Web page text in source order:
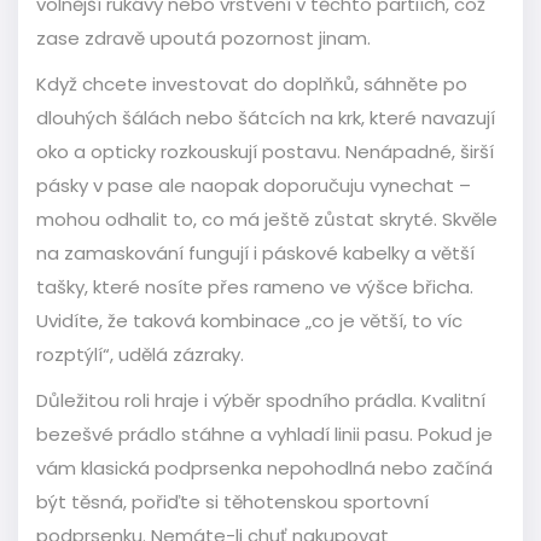
zase zdravě upoutá pozornost jinam.
Když chcete investovat do doplňků, sáhněte po
dlouhých šálách nebo šátcích na krk, které navazují
oko a opticky rozkouskují postavu. Nenápadné, širší
pásky v pase ale naopak doporučuju vynechat –
mohou odhalit to, co má ještě zůstat skryté. Skvěle
na zamaskování fungují i páskové kabelky a větší
tašky, které nosíte přes rameno ve výšce břicha.
Uvidíte, že taková kombinace „co je větší, to víc
rozptýlí“, udělá zázraky.
Důležitou roli hraje i výběr spodního prádla. Kvalitní
bezešvé prádlo stáhne a vyhladí linii pasu. Pokud je
vám klasická podprsenka nepohodlná nebo začíná
být těsná, pořiďte si těhotenskou sportovní